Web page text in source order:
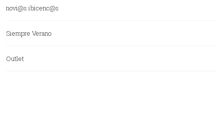
novi@s ibicenc@s
Siempre Verano
Outlet